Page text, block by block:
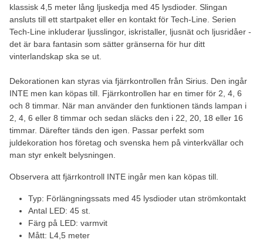
klassisk 4,5 meter lång ljuskedja med 45 lysdioder. Slingan
ansluts till ett startpaket eller en kontakt för Tech-Line. Serien
Tech-Line inkluderar ljusslingor, iskristaller, ljusnät och ljusridåer -
det är bara fantasin som sätter gränserna för hur ditt
vinterlandskap ska se ut.
Dekorationen kan styras via fjärrkontrollen från Sirius. Den ingår
INTE men kan köpas till. Fjärrkontrollen har en timer för 2, 4, 6
och 8 timmar. När man använder den funktionen tänds lampan i
2, 4, 6 eller 8 timmar och sedan släcks den i 22, 20, 18 eller 16
timmar. Därefter tänds den igen. Passar perfekt som
juldekoration hos företag och svenska hem på vinterkvällar och
man styr enkelt belysningen.
Observera att fjärrkontroll INTE ingår men kan köpas till.
Typ: Förlängningssats med 45 lysdioder utan strömkontakt
Antal LED: 45 st.
Färg på LED: varmvit
Mått: L4,5 meter